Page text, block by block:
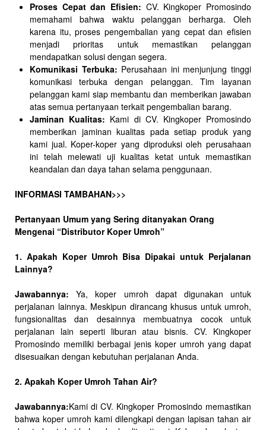
Proses Cepat dan Efisien: CV. Kingkoper Promosindo
memahami bahwa waktu pelanggan berharga. Oleh
karena itu, proses pengembalian yang cepat dan efisien
menjadi prioritas untuk memastikan pelanggan
mendapatkan solusi dengan segera.
Komunikasi Terbuka: Perusahaan ini menjunjung tinggi
komunikasi terbuka dengan pelanggan. Tim layanan
pelanggan kami siap membantu dan memberikan jawaban
atas semua pertanyaan terkait pengembalian barang.
Jaminan Kualitas: Kami di CV. Kingkoper Promosindo
memberikan jaminan kualitas pada setiap produk yang
kami jual. Koper-koper yang diproduksi oleh perusahaan
ini telah melewati uji kualitas ketat untuk memastikan
keandalan dan daya tahan selama penggunaan.
INFORMASI TAMBAHAN>>>
Pertanyaan Umum yang Sering ditanyakan Orang
Mengenai “Distributor Koper Umroh”
1. Apakah Koper Umroh Bisa Dipakai untuk Perjalanan
Lainnya?
Jawabannya: Ya, koper umroh dapat digunakan untuk
perjalanan lainnya. Meskipun dirancang khusus untuk umroh,
fungsionalitas dan desainnya membuatnya cocok untuk
perjalanan lain seperti liburan atau bisnis. CV. Kingkoper
Promosindo memiliki berbagai jenis koper umroh yang dapat
disesuaikan dengan kebutuhan perjalanan Anda.
2. Apakah Koper Umroh Tahan Air?
Jawabannya:Kami di CV. Kingkoper Promosindo memastikan
bahwa koper umroh kami dilengkapi dengan lapisan tahan air